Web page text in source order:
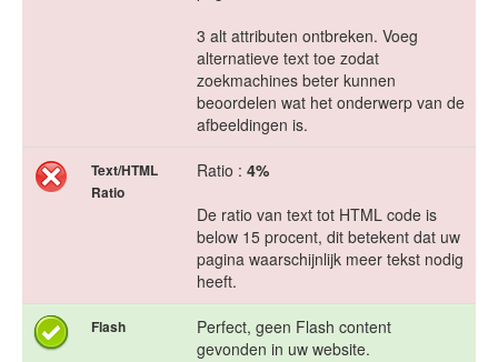
3 alt attributen ontbreken. Voeg
alternatieve text toe zodat
zoekmachines beter kunnen
beoordelen wat het onderwerp van de
afbeeldingen is.
Text/HTML
Ratio
Ratio : 4%
De ratio van text tot HTML code is
below 15 procent, dit betekent dat uw
pagina waarschijnlijk meer tekst nodig
heeft.
Flash
Perfect, geen Flash content
gevonden in uw website.